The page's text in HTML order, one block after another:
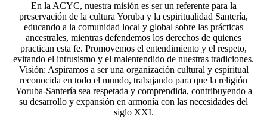
En la ACYC, nuestra misión es ser un referente para la
preservación de la cultura Yoruba y la espiritualidad Santería,
educando a la comunidad local y global sobre las prácticas
ancestrales, mientras defendemos los derechos de quienes
practican esta fe. Promovemos el entendimiento y el respeto,
evitando el intrusismo y el malentendido de nuestras tradiciones.
Visión: Aspiramos a ser una organización cultural y espiritual
reconocida en todo el mundo, trabajando para que la religión
Yoruba-Santería sea respetada y comprendida, contribuyendo a
su desarrollo y expansión en armonía con las necesidades del
siglo XXI.